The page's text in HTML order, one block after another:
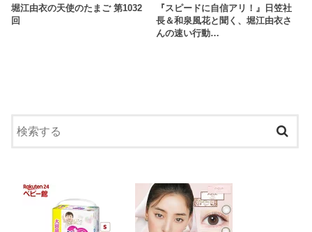
堀江由衣の天使のたまご 第1032
回
『スピードに自信アリ！』日笠社
長＆和泉風花と聞く、堀江由衣さ
んの速い行動…